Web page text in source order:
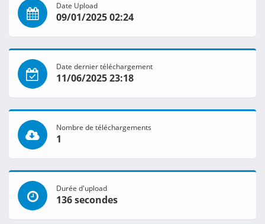
Date Upload
09/01/2025 02:24
Date dernier téléchargement
11/06/2025 23:18
Nombre de téléchargements
1
Durée d'upload
136 secondes